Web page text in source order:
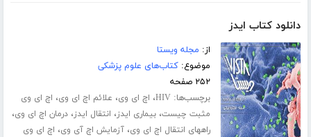
دانلود کتاب ایدز
از: مجله ویستا
موضوع:کتاب‌های علوم پزشکی
۲۵۲ صفحه
برچسب‌ها:HIV، اچ ای وی، علائم اچ ای وی، اچ ای وی
مثبت چیست،بیماری ایدز، انتقال ایدز،درمان اچ ای وی،
راههای انتقال اچ ای وی،آزمایش اچ آی وی، اچ ای وی